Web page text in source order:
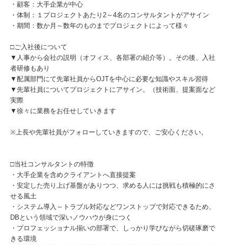
・顧客：大手企業が中心
・体制：１プロジェクトあたり2～4名のコンサルタントがアサイン
・期間：数か月～数年のものまでプロジェクトによって様々
□ご入社後について
▼人事から会社の説明（オフィス、各部署の紹介等）。その後、入社
者研修もあり
▼配属部門にて先輩社員からOJTを中心に必要な知識やスキル習得
▼先輩社員についてプロジェクトにアサイン。（技術面、提案面など
実際
▼徐々に業務をお任せしていきます
※上長や先輩社員がフォローしていきますので、ご安心ください。
□当社コンサルタントの特徴
・大手企業を含めクライアントへ直接提案
・安定した売り上げ基盤がありつつ、求める人には挑戦も積極的にさ
せる風土
・システム導入～トラブル対応などワンストップで対応できるため、
DBという領域で深いノウハウが身につく
・プロフェッショナル揃いの部署で、しっかり学びながら切磋琢磨で
きる環境